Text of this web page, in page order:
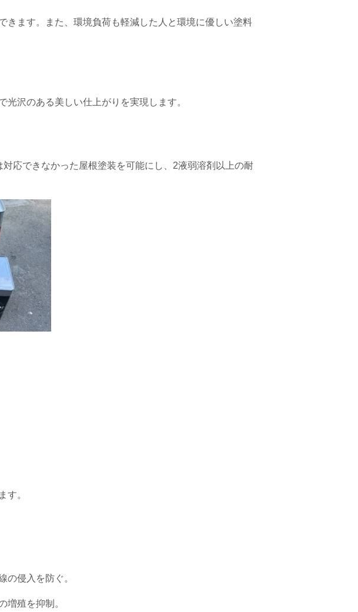
きます。また、環境負荷も軽減した人と環境に優しい塗料
沢のある美しい仕上がりを実現します。
応できなかった屋根塗装を可能にし、2液弱溶剤以上の耐
す。
侵入を防ぐ。
殖を抑制。